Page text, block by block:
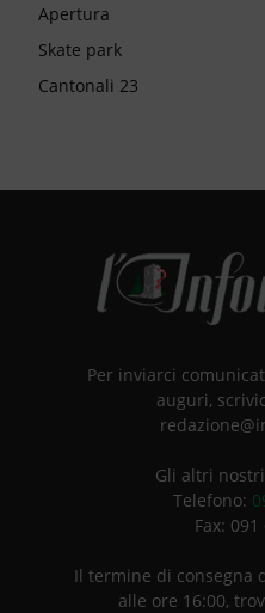
Apertura
Skate park
Cantonali 23
Per inviarci
auguri,
Gli altri
Telefono:
Fax:
Il termine di consegna
alle ore 16:00,